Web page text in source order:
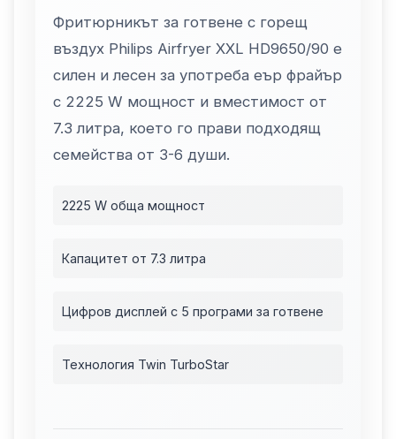
Фритюрникът за готвене с горещ
въздух Philips Airfryer XXL HD9650/90 е
силен и лесен за употреба еър фрайър
с 2225 W мощност и вместимост от
7.3 литра, което го прави подходящ
семейства от 3-6 души.
2225 W обща мощност
Капацитет от 7.3 литра
Цифров дисплей с 5 програми за готвене
Технология Twin TurboStar